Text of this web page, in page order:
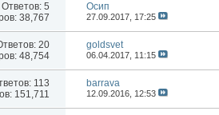
Ответов: 5
38,767
Осип
27.09.2017, 17:25
20
48,754
goldsvet
06.04.2017, 11:15
113
151,711
barrava
12.09.2016, 12:53